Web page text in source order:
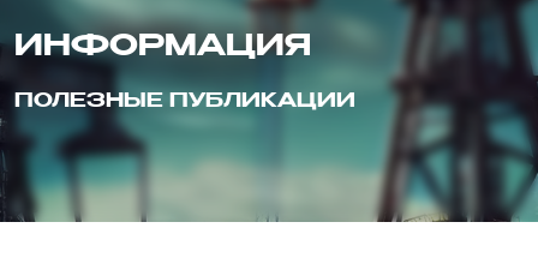
ИНФОРМАЦИЯ
ПОЛЕЗНЫЕ ПУБЛИКАЦИИ